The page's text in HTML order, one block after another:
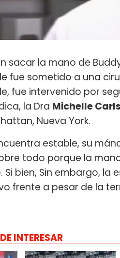
sacar la mano de
fue sometido a una
fue intervenido por
la Dra Michelle
Nueva York.
estable, su
todo porque la
bien, Sin embargo, la
frente a pesar de la
INTERESAR